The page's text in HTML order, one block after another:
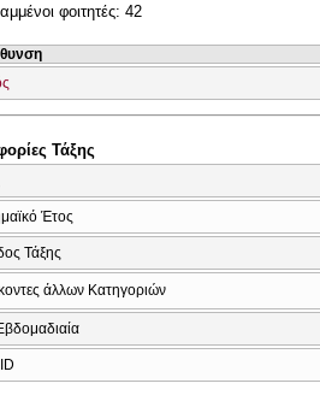
φοιτητές: 42
Τάξης
Έτος
Τάξης
άλλων Κατηγοριών